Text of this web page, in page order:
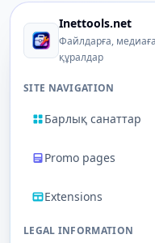
Inettools.net
Файлдарға,
құралдар
SITE NAVIGATION
Барлық санаттар
Promo pages
Extensions
LEGAL INFORMATION